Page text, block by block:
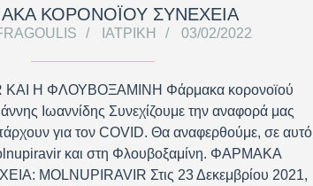
ΚΟΡΟΝΟΪΟΥ ΣΥΝΕΧΕΙΑ
ΙΑΤΡΙΚΉ 03/02/2022
ΚΑΙ Η ΦΛΟΥΒΟΞΑΜΙΝΗ Φάρμακα κορονοϊού
Ιωαννίδης Συνεχίζουμε την αναφορά μας
για τον COVID. Θα αναφερθούμε, σε αυτό
και στη Φλουβοξαμίνη. ΦΑΡΜΑΚΑ
MOLNUPIRAVIR Στις 23 Δεκεμβρίου 2021,